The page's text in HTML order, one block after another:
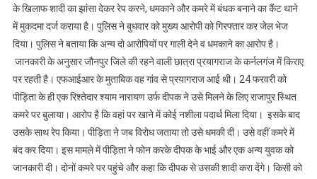
के खिलाफ शादी का झांसा देकर रेप करने, धमकाने और कमरे में बंधक बनाने का कैंट थाने
में मुकदमा दर्ज कराया है। पुलिस ने बुधवार को मुख्य आरोपी को गिरफ्तार कर जेल भेज
दिया। पुलिस ने बताया कि अन्य दो आरोपियों पर गाली देने व धमकाने का आरोप है।
जानकारी के अनुसार जौनपुर जिले की रहने वाली छात्रा प्रयागराज के कर्नलगंज में किराए
पर रहती है। एफआईआर के मुताबिक वह गांव से प्रयागराज आई थी। 24 फरवरी को
पीड़िता के ही एक रिश्तेदार श्याम नारायण उर्फ दीपक ने उसे मिलने के लिए राजापुर स्थित
कमरे पर बुलाया। आरोप है कि वहां पर खाने में कोई नशीला पदार्थ मिला दिया। इसके बाद
उसके साथ रेप किया। पीड़िता ने जब विरोध जताया तो उसे धमकी दी। उसे वहीं कमरे में
बंद कर दिया। इस मामले में पीड़िता ने फोन करके दीपक के भाई और एक अन्य युवक को
जानकारी दी। दोनों कमरे पर पहुंचे और कहा कि दीपक से उसकी शादी करा देंगे। किसी को